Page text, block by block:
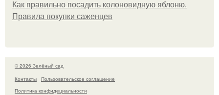
Как правильно посадить колоновидную яблоню.
Правила покупки саженцев
© 2026 Зелёный сад
Контакты
Пользовательское соглашение
Политика конфидециальности